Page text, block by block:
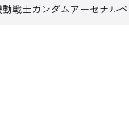
動戦士ガンダムアーセナル